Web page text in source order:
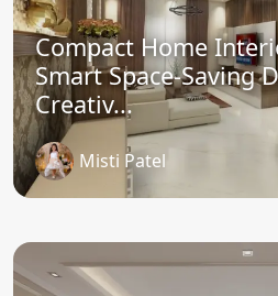
Compact Home
Smart Space-Saving
Creativ...
Misti Patel